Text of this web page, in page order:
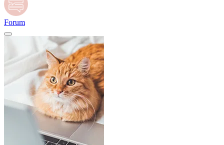
Forum